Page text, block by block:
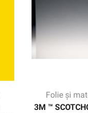
Folie și
3M ™